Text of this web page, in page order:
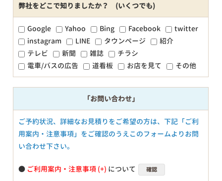
弊社をどこで知りましたか？ (いくつでも)
Google Yahoo Bing Facebook
twitter
instagram
LINE タウンページ
紹介
テレビ
新聞 雑誌
チラシ
電車/バスの広告
道看板 お店を見て その他
「お問い合わせ」
ご予約状況、詳細なお見積りをご希望の方は、下記「ご利
用案内・注意事項」をご確認のうえこのフォームよりお問
い合わせ下さい。
● ご利用案内・注意事項 について 確認